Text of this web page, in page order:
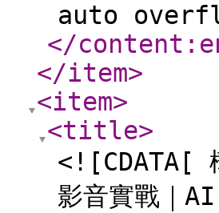
auto
</
</item>
<item>
<title>
<![CDATA[
影音實戰｜